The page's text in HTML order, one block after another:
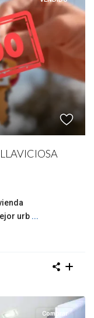
urb ...
Comprar